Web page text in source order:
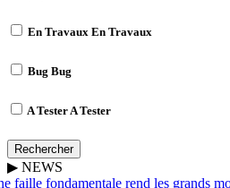
En Travaux En Travaux
Bug Bug
A TesterA Tester
Rechercher
▶ NEWS
faille fondamentale rend les grands